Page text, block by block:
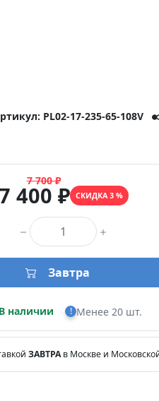
PL02-17-235-65-108V
7 700 ₽
400 ₽ СКИДКА 3 %
Количество товара
Завтра
В наличии ! Менее 20 шт.
ЗАВТРАв Москве и